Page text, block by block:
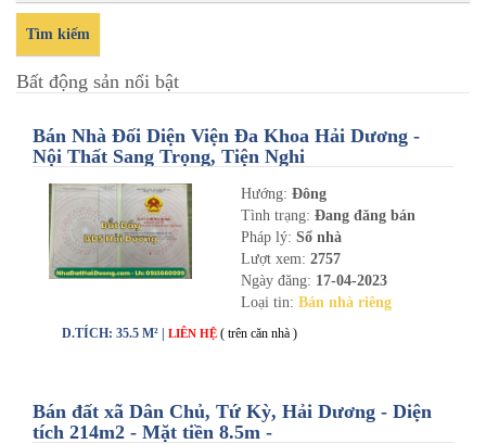
Tìm kiếm
Bất động sản nổi bật
Bán Nhà Đối Diện Viện Đa Khoa Hải Dương -
Nội Thất Sang Trọng, Tiện Nghi
Hướng: Đông
Tình trạng: Đang đăng bán
Pháp lý: Sổ nhà
Lượt xem: 2757
Ngày đăng: 17-04-2023
Loại tin: Bán nhà riêng
D.TÍCH: 35.5 M² | LIÊN HỆ ( trên căn nhà )
Bán đất xã Dân Chủ, Tứ Kỳ, Hải Dương - Diện
tích 214m2 - Mặt tiền 8.5m -